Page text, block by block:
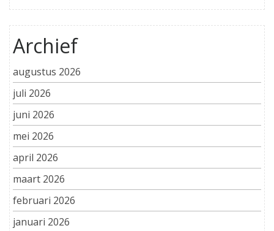
Archief
augustus 2026
juli 2026
juni 2026
mei 2026
april 2026
maart 2026
februari 2026
januari 2026